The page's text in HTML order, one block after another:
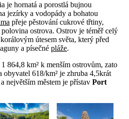
je hornatá a porostlá bujnou
jezírky a vodopády a bohatou
přeje pěstování cukrové třtiny,
ostrova. Ostrov je téměř celý
útesem světa, který před
a písečné pláže.
864,8 km² k menším ostrovům, zato
obyvatel 618/km² je zhruba 4,5krát
největším městem je přístav Port